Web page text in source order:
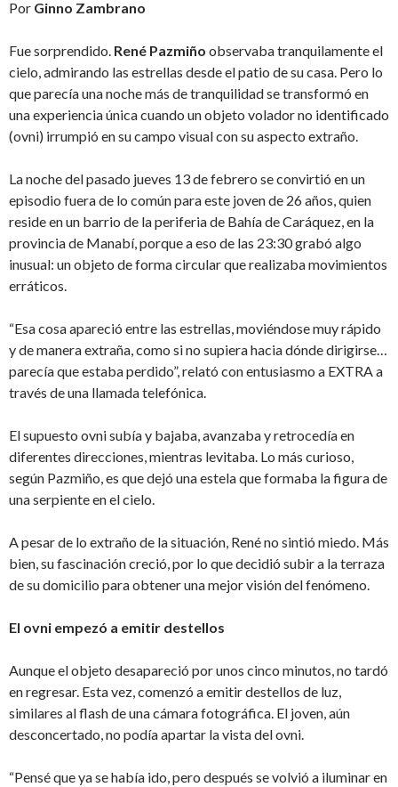
Por Ginno Zambrano
Fue sorprendido. René Pazmiño observaba tranquilamente el
cielo, admirando las estrellas desde el patio de su casa. Pero lo
que parecía una noche más de tranquilidad se transformó en
una experiencia única cuando un objeto volador no identificado
(ovni) irrumpió en su campo visual con su aspecto extraño.
La noche del pasado jueves 13 de febrero se convirtió en un
episodio fuera de lo común para este joven de 26 años, quien
reside en un barrio de la periferia de Bahía de Caráquez, en la
provincia de Manabí, porque a eso de las 23:30 grabó algo
inusual: un objeto de forma circular que realizaba movimientos
erráticos.
“Esa cosa apareció entre las estrellas, moviéndose muy rápido
y de manera extraña, como si no supiera hacia dónde dirigirse…
parecía que estaba perdido”, relató con entusiasmo a EXTRA a
través de una llamada telefónica.
El supuesto ovni subía y bajaba, avanzaba y retrocedía en
diferentes direcciones, mientras levitaba. Lo más curioso,
según Pazmiño, es que dejó una estela que formaba la figura de
una serpiente en el cielo.
A pesar de lo extraño de la situación, Renéno sintió miedo. Más
bien, su fascinación creció, por lo que decidió subir a la terraza
de su domicilio para obtener una mejor visión del fenómeno.
El ovni empezó a emitir destellos
Aunque el objeto desapareció por unos cinco minutos, no tardó
en regresar. Esta vez, comenzó a emitir destellos de luz,
similares al flash de una cámara fotográfica. El joven, aún
desconcertado, no podía apartar la vista del ovni.
“Pensé que ya se había ido, pero después se volvió a iluminar en